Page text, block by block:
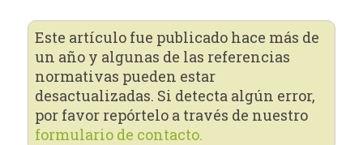
Este artículo fue publicado hace más de
un año y algunas de las referencias
normativas pueden estar
desactualizadas. Si detecta algún error,
por favor repórtelo a través de nuestro
formulario de contacto.